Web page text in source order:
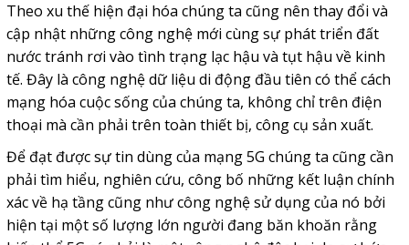
Theo xu thế hiện đại hóa chúng ta cũng nên thay đổi và
cập nhật những công nghệ mới cùng sự phát triển đất
nước tránh rơi vào tình trạng lạc hậu và tụt hậu về kinh
tế. Đây là công nghệ dữ liệu di động đầu tiên có thể cách
mạng hóa cuộc sống của chúng ta, không chỉ trên điện
thoại mà cần phải trên toàn thiết bị, công cụ sản xuất.
Để đạt được sự tin dùng của mạng5G chúng ta cũng cần
phải tìm hiểu, nghiên cứu, công bố những kết luận chính
xác về hạ tầng cũng như công nghệ sử dụng của nó bởi
hiện tại một số lượng lớn người đang băn khoăn rằng